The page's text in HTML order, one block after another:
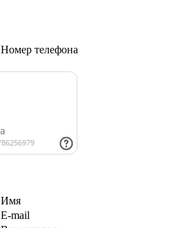
Номер телефона
Имя
E-mail